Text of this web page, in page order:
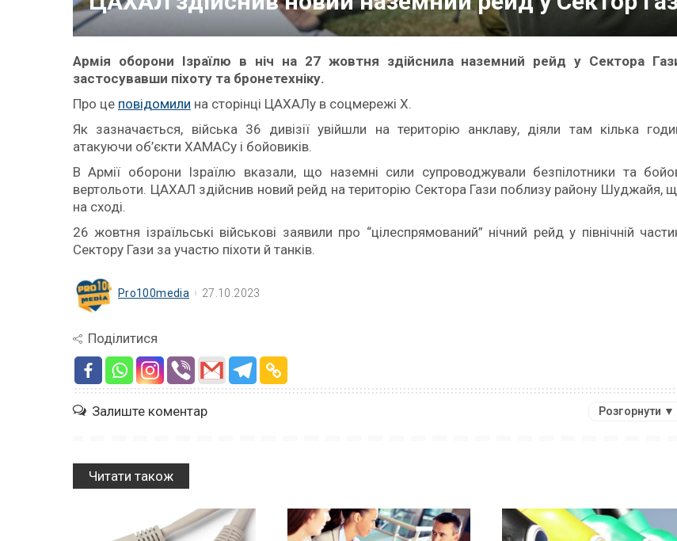
Армія оборони Ізраїлю в ніч на 27 жовтня здійснила наземний рейд у Сектора
застосувавши піхоту та бронетехніку.
Про це повідомили на сторінці ЦАХАЛу в соцмережі X.
Як зазначається, війська 36 дивізії увійшли на територію анклаву, діяли там кілька
атакуючи об’єкти ХАМАСу і бойовиків.
В Армії оборони Ізраїлю вказали, що наземні сили супроводжували безпілотники та
вертольоти. ЦАХАЛ здійснив новий рейд на територію Сектора Гази поблизу району Шуджайя,
на сході.
26 жовтня ізраїльські військові заявили про “цілеспрямований” нічний рейд у північній
Сектору Гази за участю піхоти й танків.
Pro100media 27.10.2023
Поділитися
Залиште коментар Розгорнути ▼
Читати також